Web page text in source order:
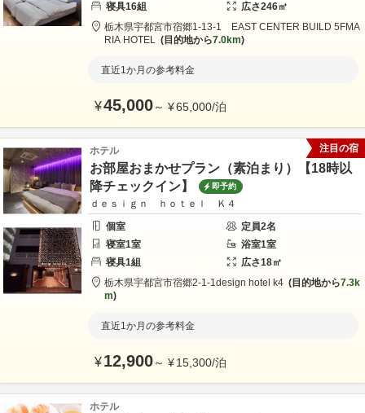
寝具16組 広さ246㎡
栃木県宇都宮市宿郷1-13-1 EAST CENTER BUILD 5FMA
RIA HOTEL
目的地から7.0km
直近1か月の参考料金
¥45,000～ ¥65,000/泊
ホテル
お部屋おまかせプラン（素泊まり）【18時以
降チェックイン】
即予約
ｄｅｓｉｇｎ ｈｏｔｅｌ Ｋ４
個室
定員2名
寝室1室 浴室1室
寝具1組 広さ18㎡
栃木県宇都宮市宿郷2-1-1design hotel k4 目的地から7.3k
m
直近1か月の参考料金
¥12,900～ ¥15,300/泊
注目の宿
ホテル